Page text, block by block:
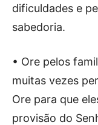
dificuldades e
sabedoria.
• Ore pelos
muitas vezes
Ore para que
provisão do